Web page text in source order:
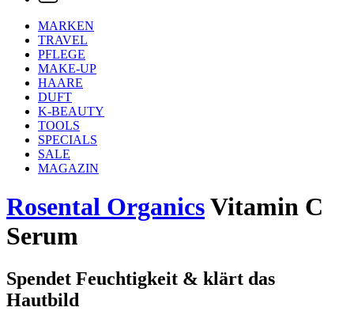
MARKEN
TRAVEL
PFLEGE
MAKE-UP
HAARE
DUFT
K-BEAUTY
TOOLS
SPECIALS
SALE
MAGAZIN
Rosental OrganicsVitamin C
Serum
Spendet Feuchtigkeit & klärt das
Hautbild